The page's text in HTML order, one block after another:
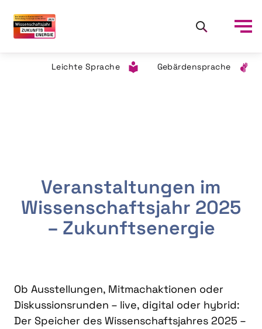
Leichte Sprache Gebärdensprache
Veranstaltungen im
Wissenschaftsjahr 2025
– Zukunftsenergie
Ob Ausstellungen, Mitmachaktionen oder
Diskussionsrunden – live, digital oder hybrid:
Der Speicher des Wissenschaftsjahres 2025 –